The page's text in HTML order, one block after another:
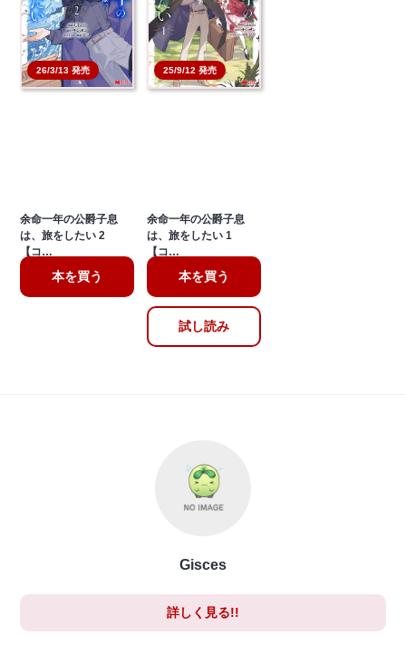
26/3/13 発売
余命一年の公爵子息
は、旅をしたい 2
【コ…
本を買う
25/9/12 発売
余命一年の公爵子息
は、旅をしたい 1
【コ…
本を買う
試し読み
Gisces
詳しく見る!!